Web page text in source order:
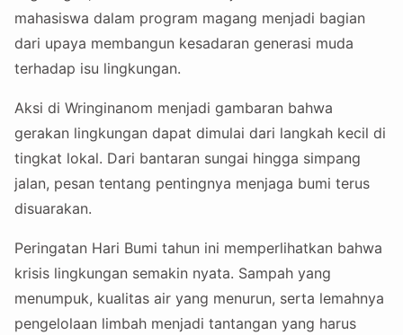
mahasiswa dalam program magang menjadi bagian
dari upaya membangun kesadaran generasi muda
terhadap isu lingkungan.
Aksi di Wringinanom menjadi gambaran bahwa
gerakan lingkungan dapat dimulai dari langkah kecil di
tingkat lokal. Dari bantaran sungai hingga simpang
jalan, pesan tentang pentingnya menjaga bumi terus
disuarakan.
Peringatan Hari Bumi tahun ini memperlihatkan bahwa
krisis lingkungan semakin nyata. Sampah yang
menumpuk, kualitas air yang menurun, serta lemahnya
pengelolaan limbah menjadi tantangan yang harus